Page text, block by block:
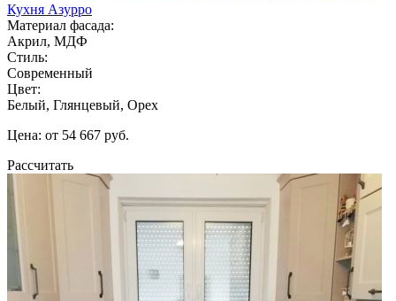
Кухня Азурро
Материал фасада:
Акрил, МДФ
Стиль:
Современный
Цвет:
Белый, Глянцевый, Орех
Цена: от 54 667 руб.
Рассчитать